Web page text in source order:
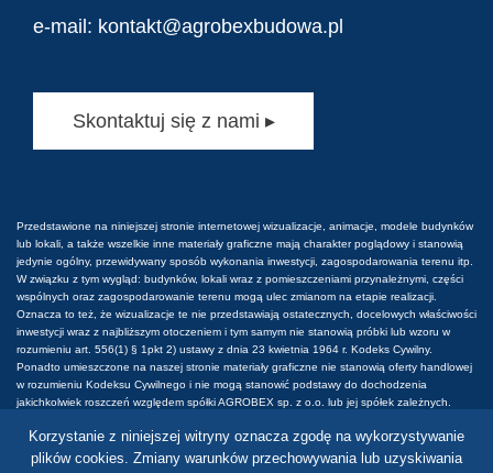
e-mail: kontakt@agrobexbudowa.pl
Skontaktuj się z nami ▸
Przedstawione na niniejszej stronie internetowej wizualizacje, animacje, modele budynków
lub lokali, a także wszelkie inne materiały graficzne mają charakter poglądowy i stanowią
jedynie ogólny, przewidywany sposób wykonania inwestycji, zagospodarowania terenu itp.
W związku z tym wygląd: budynków, lokali wraz z pomieszczeniami przynależnymi, części
wspólnych oraz zagospodarowanie terenu mogą ulec zmianom na etapie realizacji.
Oznacza to też, że wizualizacje te nie przedstawiają ostatecznych, docelowych właściwości
inwestycji wraz z najbliższym otoczeniem i tym samym nie stanowią próbki lub wzoru w
rozumieniu art. 556(1) § 1pkt 2) ustawy z dnia 23 kwietnia 1964 r. Kodeks Cywilny.
Ponadto umieszczone na naszej stronie materiały graficzne nie stanowią oferty handlowej
w rozumieniu Kodeksu Cywilnego i nie mogą stanowić podstawy do dochodzenia
jakichkolwiek roszczeń względem spółki AGROBEX sp. z o.o. lub jej spółek zależnych.
rozpowszechniania wszelkich danych i materiałów dostępnych na niniejszej stronie
internetowej podlegają w szczególności przepisom ustawy z dnia 4 lutego 1994 r. o Prawie
Korzystanie z niniejszej witryny oznacza zgodę na wykorzystywanie
plików cookies. Zmiany warunków przechowywania lub uzyskiwania